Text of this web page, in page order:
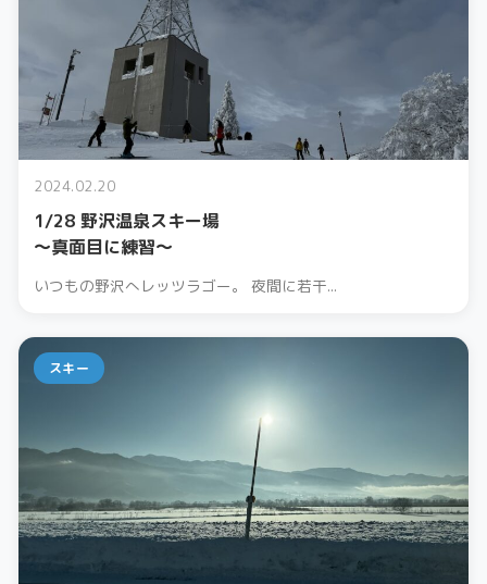
2024.02.20
1/28 野沢温泉スキー場
〜真面目に練習〜
いつもの野沢へレッツラゴー。 夜間に若干...
スキー